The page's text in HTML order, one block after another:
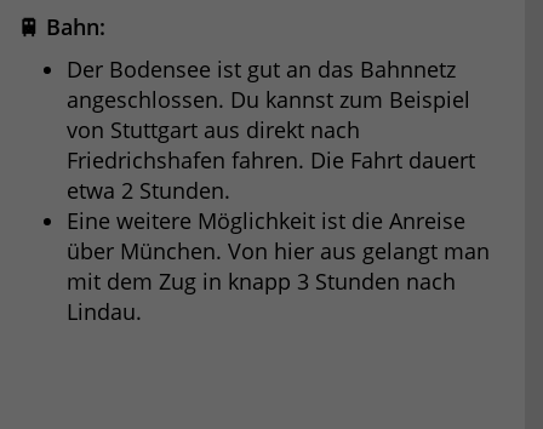
🚆 Bahn:
Der Bodensee ist gut an das Bahnnetz
angeschlossen. Du kannst zum Beispiel
von Stuttgart aus direkt nach
Friedrichshafen fahren. Die Fahrt dauert
etwa 2 Stunden.
Eine weitere Möglichkeit ist die Anreise
über München. Von hier aus gelangt man
mit dem Zug in knapp 3 Stunden nach
Lindau.